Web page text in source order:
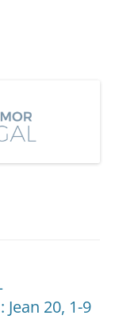
20, 1-9